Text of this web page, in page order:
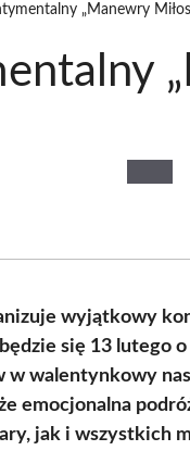
„Manewry
wyjątkowy
się 13 lutego
walentynkowy
emocjonalna
jak i wszystkich